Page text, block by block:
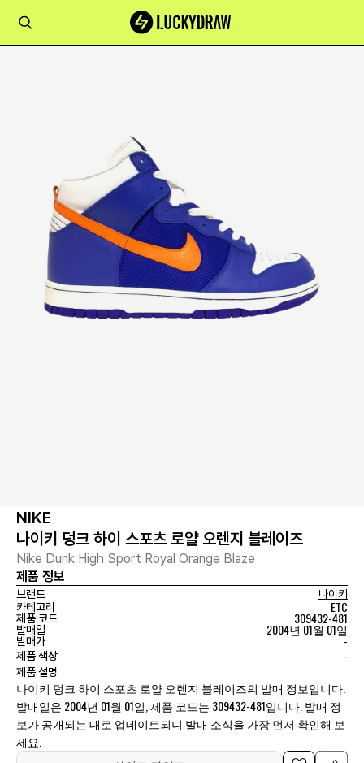
NIKE
나이키 덩크 하이 스포츠 로얄 오렌지 블레이즈
Nike Dunk High Sport Royal Orange Blaze
제품 정보
브랜드
나이키
카테고리
ETC
제품 코드 309432-481
발매일 2004년 01월 01일
발매가 -
제품 색상 -
제품 설명
나이키 덩크 하이 스포츠 로얄 오렌지 블레이즈의 발매 정보입니다.
발매일은 2004년 01월 01일, 제품 코드는 309432-481입니다. 발매 정
보가 공개되는 대로 업데이트되니 발매 소식을 가장 먼저 확인해 보
세요.